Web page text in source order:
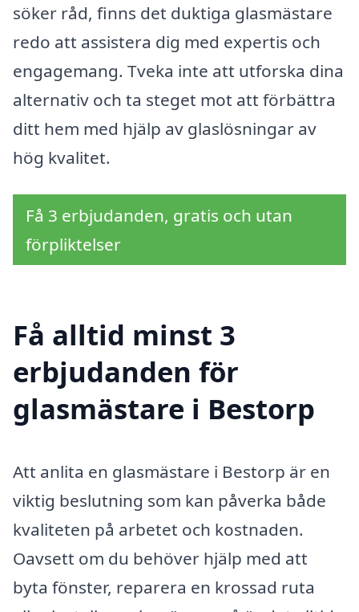
söker råd, finns det duktiga glasmästare
redo att assistera dig med expertis och
engagemang. Tveka inte att utforska dina
alternativ och ta steget mot att förbättra
ditt hem med hjälp av glaslösningar av
hög kvalitet.
Få 3 erbjudanden, gratis och utan
förpliktelser
Få alltid minst 3
erbjudanden för
glasmästare i Bestorp
Att anlita en glasmästare i Bestorp är en
viktig beslutning som kan påverka både
kvaliteten på arbetet och kostnaden.
Oavsett om du behöver hjälp med att
byta fönster, reparera en krossad ruta